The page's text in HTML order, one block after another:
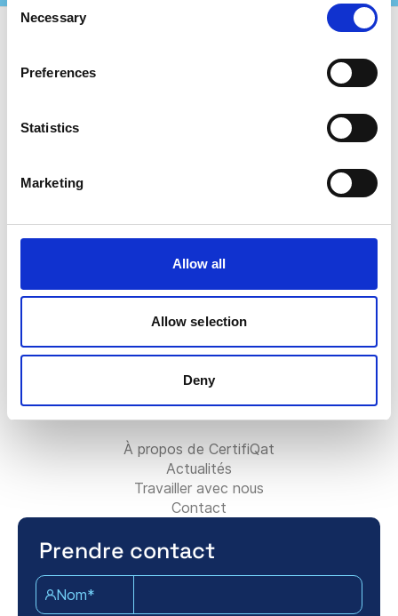
Selection
Necessary
Preferences
Statistics
Marketing
Allow all
Allow selection
Deny
Le badge Certifiqat
Facture/Facturation
Contacter l’équipe de support
Pour les partenaires:
Devenir partenaire de conseil
Ajoutez votre entreprise de conseil
Contactez l’équipe partenaire
À propos de Certifiqat:
À propos de CertifiQat
Actualités
Travailler avec nous
Contact
Prendre contact
Nom*